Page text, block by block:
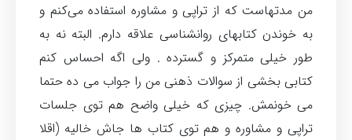
من مدتهاست که از تراپی و مشاوره استفاده می‌کنم و
به خوندن کتابهای روانشناسی علاقه دارم. البته نه به
طور خیلی متمرکز و گسترده . ولی اگه احساس کنم
کتابی بخشی از سوالات ذهنی من را جواب می ده حتما
می خونمش. چیزی که خیلی واضح هم توی جلسات
تراپی و مشاوره و هم توی کتاب ها جاش خالیه (اقلا